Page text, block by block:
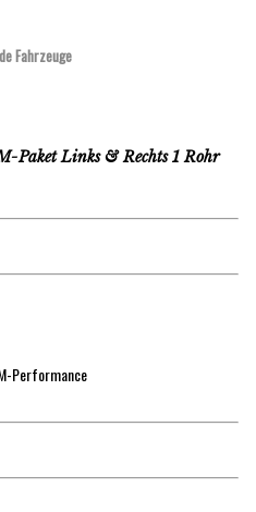
Fahrzeuge
Paket Links & Rechts 1 Rohr
Performance